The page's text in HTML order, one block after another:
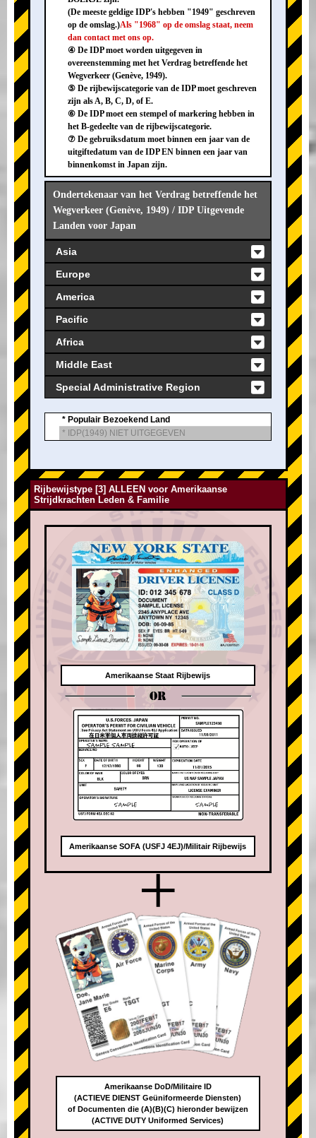
(De meeste geldige IDP's hebben "1949" geschreven
op de omslag.)Als "1968" op de omslag staat, neem
dan contact met ons op.
④ De IDP moet worden uitgegeven in
overeenstemming met het Verdrag betreffende het
Wegverkeer (Genève, 1949).
⑤ De rijbewijscategorie van de IDP moet geschreven
zijn als A, B, C, D, of E.
⑥ De IDP moet een stempel of markering hebben in
het B-gedeelte van de rijbewijscategorie.
⑦ De gebruiksdatum moet binnen een jaar van de
uitgiftedatum van de IDP EN binnen een jaar van
binnenkomst in Japan zijn.
Ondertekenaar van het Verdrag betreffende het
Wegverkeer (Genève, 1949) / IDP Uitgevende
Landen voor Japan
Asia
Europe
America
Pacific
Africa
Middle East
Special Administrative Region
* Populair Bezoekend Land
* IDP(1949) NIET UITGEGEVEN
Rijbewijstype [3] ALLEEN voor Amerikaanse
Strijdkrachten Leden & Familie
Amerikaanse Staat Rijbewijs
OR
Amerikaanse SOFA (USFJ 4EJ)/Militair Rijbewijs
+
Amerikaanse DoD/Militaire ID
(ACTIEVE DIENST Geüniformeerde Diensten)
of Documenten die (A)(B)(C) hieronder bewijzen
(ACTIVE DUTY Uniformed Services)